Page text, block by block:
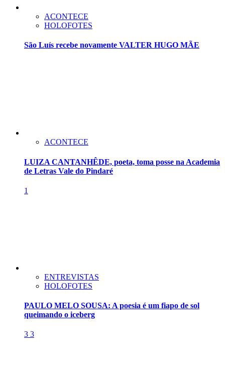
ACONTECE
HOLOFOTES
São Luís recebe novamente VALTER HUGO MÃE
ACONTECE
LUIZA CANTANHÊDE, poeta, toma posse na Academia
de Letras Vale do Pindaré
1
ENTREVISTAS
HOLOFOTES
PAULO MELO SOUSA: A poesia é um fiapo de sol
queimando o iceberg
3 3